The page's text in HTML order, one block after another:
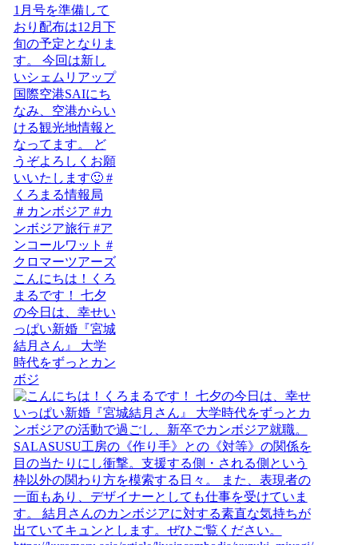
こんにちは！くろ
まるです！ 七夕
の今日は、幸せい
っぱい新婚『宮城
結月さん』 大学
時代をずっとカン
ボジ